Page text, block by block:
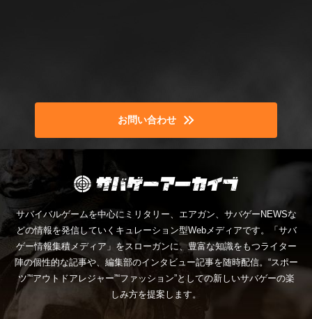
お問い合わせ
サバイバルゲームを中心にミリタリー、エアガン、サバゲーNEWSな
どの情報を発信していくキュレーション型Webメディアです。「サバ
ゲー情報集積メディア」をスローガンに、豊富な知識をもつライター
陣の個性的な記事や、編集部のインタビュー記事を随時配信。“スポー
ツ”“アウトドアレジャー”“ファッション”としての新しいサバゲーの楽
しみ方を提案します。